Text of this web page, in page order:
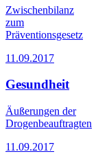
Zwischenbilanz
zum
Präventionsgesetz
11.09.2017
Gesundheit
Äußerungen der
Drogenbeauftragten
11.09.2017